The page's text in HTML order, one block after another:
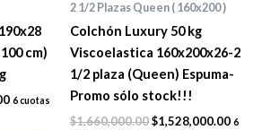
cm)
6 cuotas
2 1/2 Plazas Queen ( 160x200 )
Colchón Luxury 50 kg
Viscoelastica 160x200x26-2
1/2 plaza (Queen) Espuma-
Promo sólo stock!!!
$1,660,000.00$1,528,000.00 6